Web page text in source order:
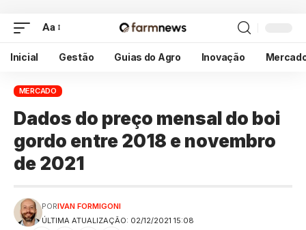
Aa
Inicial Gestão Guias do Agro Inovação
MERCADO
Dados do preço mensal do boi
gordo entre 2018 e novembro
de 2021
ÚLTIMA ATUALIZAÇÃO: 02/12/2021 15:08
PORIVAN FORMIGONI